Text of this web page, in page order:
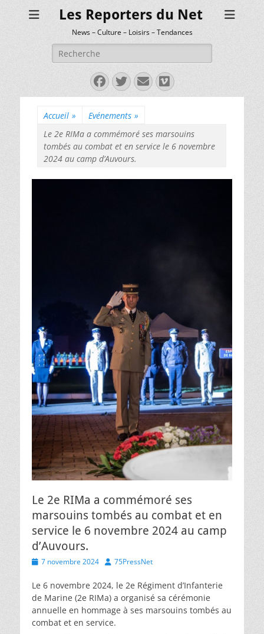
Les Reporters du Net
News – Culture – Loisirs – Tendances
Rechercher :
Facebook
Twitter
E-
mail
Vimeo
Accueil » Evénements »
Le 2e RIMa a commémoré ses marsouins
tombés au combat et en service le 6 novembre
2024 au camp d’Auvours.
Le 2e RIMa a commémoré ses
marsouins tombés au combat et en
service le 6 novembre 2024 au camp
d’Auvours.
Posted
7 novembre 2024 Author
75PressNet
Le 6 novembre 2024, le 2e Régiment d’Infanterie
de Marine (2e RIMa) a organisé sa cérémonie
annuelle en hommage à ses marsouins tombés au
combat et en service.